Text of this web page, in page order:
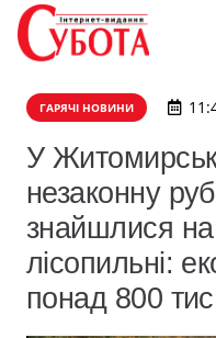
ГАРЯЧІ НОВИНИ
​У
незаконну
знайшлися на
лісопильні:
понад 800